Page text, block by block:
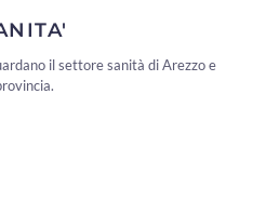
il settore sanità di Arezzo e